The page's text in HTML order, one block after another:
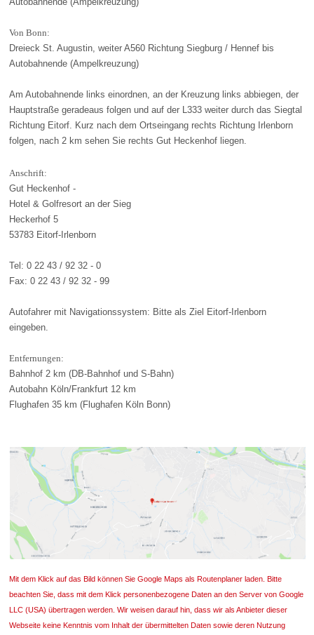
Von Bonn:
Dreieck St. Augustin, weiter A560 Richtung Siegburg / Hennef bis
Autobahnende (Ampelkreuzung)
Am Autobahnende links einordnen, an der Kreuzung links abbiegen, der
Hauptstraße geradeaus folgen und auf der L333 weiter durch das Siegtal
Richtung Eitorf. Kurz nach dem Ortseingang rechts Richtung Irlenborn
folgen, nach 2 km sehen Sie rechts Gut Heckenhof liegen.
Anschrift:
Gut Heckenhof -
Hotel & Golfresort an der Sieg
Heckerhof 5
53783 Eitorf-Irlenborn
Tel: 0 22 43 / 92 32 - 0
Fax: 0 22 43 / 92 32 - 99
Autofahrer mit Navigationssystem: Bitte als Ziel Eitorf-Irlenborn
eingeben.
Entfernungen:
Bahnhof 2 km (DB-Bahnhof und S-Bahn)
Autobahn Köln/Frankfurt 12 km
Flughafen 35 km (Flughafen Köln Bonn)
Mit dem Klick auf das Bild können Sie Google Maps als Routenplaner laden. Bitte
beachten Sie, dass mit dem Klick personenbezogene Daten an den Server von Google
LLC (USA) übertragen werden. Wir weisen darauf hin, dass wir als Anbieter dieser
Webseite keine Kenntnis vom Inhalt der übermittelten Daten sowie deren Nutzung